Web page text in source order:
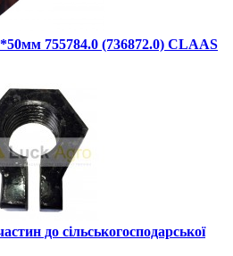
755784.0 (736872.0) CLAAS
до сільськогосподарської